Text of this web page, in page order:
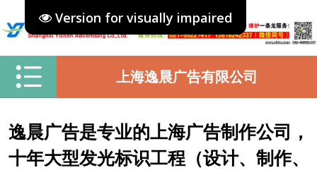
Version for visually impaired
上海逸晨广告有限公司
逸晨广告是专业的上海广告制作公司，
十年大型发光标识工程（设计、制作、